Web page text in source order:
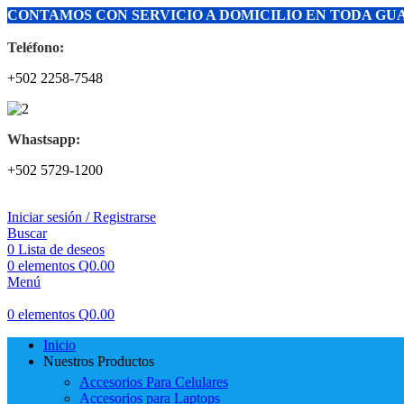
CONTAMOS CON SERVICIO A DOMICILIO EN TODA
Teléfono:
+502 2258-7548
Whastsapp:
+502 5729-1200
Iniciar sesión / Registrarse
Buscar
0 Lista de deseos
0 elementos Q0.00
Menú
0 elementos Q0.00
Inicio
Nuestros Productos
Accesorios Para Celulares
Accesorios para Laptops